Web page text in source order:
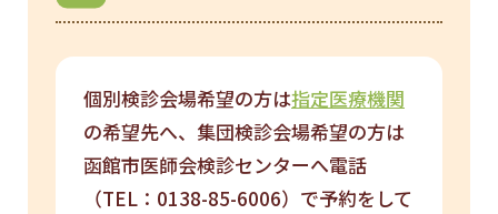
個別検診会場希望の方は指定医療機関
の希望先へ、集団検診会場希望の方は
函館市医師会検診センターへ電話
（TEL：0138-85-6006）で予約をして